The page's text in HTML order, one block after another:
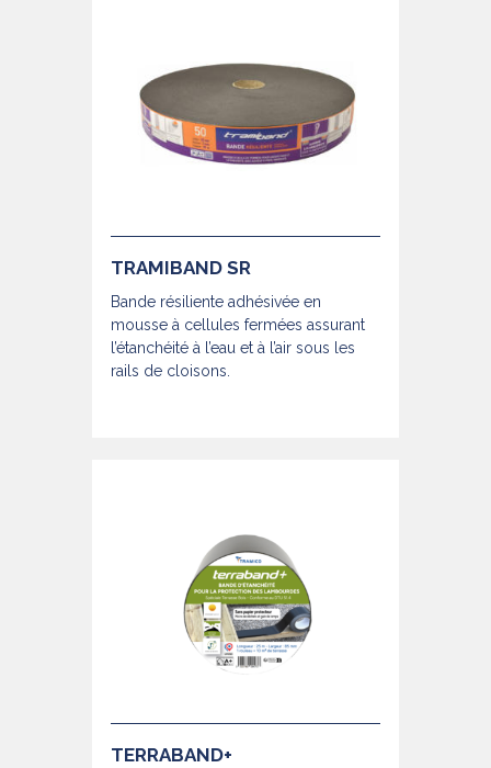
TRAMIBAND SR
Bande résiliente adhésivée en
mousse à cellules fermées assurant
l’étanchéité à l’eau et à l’air sous les
rails de cloisons.
TERRABAND+